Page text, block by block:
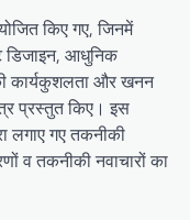
किए गए, जिनमें
डिजाइन, आधुनिक
कार्यकुशलता और खनन
प्रस्तुत किए। इस
लगाए गए तकनीकी
व तकनीकी नवाचारों का